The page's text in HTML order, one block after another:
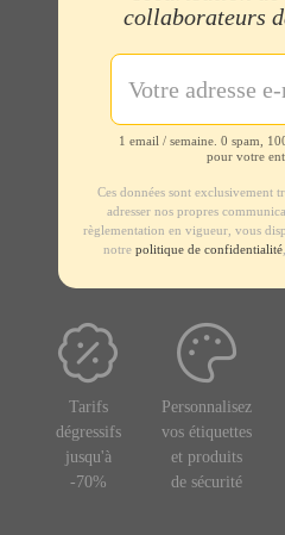
collaborateurs
1 email / semaine. 0 spam,
pour votre
Ces données sont exclusivement
adresser nos propres
règlementation en vigueur, vous
notre politique de confidentialité
Tarifs
dégressifs
jusqu'à
-70%
Personnalisez
vos étiquettes
et produits
de sécurité